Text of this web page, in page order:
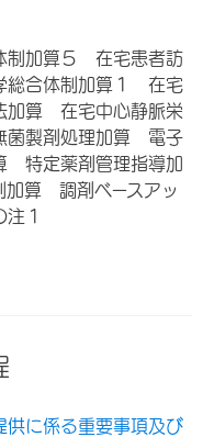
制加算５ 在宅患者訪
総合体制加算１ 在宅
加算 在宅中心静脈栄
製剤処理加算 電子
特定薬剤管理指導加
算 調剤ベースアッ
１
供に係る重要事項及び